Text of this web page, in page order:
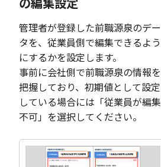
管理者が登録した前職源泉のデー
タを、従業員側で編集できるよう
にするかを設定します。
事前に会社側で前職源泉の情報を
把握しており、初期値として設定
している場合には「従業員が編集
不可」を選択してください。